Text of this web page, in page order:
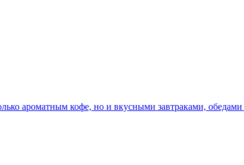
ароматным кофе, но и вкусными завтраками,